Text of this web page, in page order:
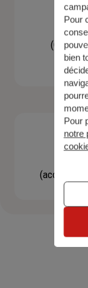
(Obtenir
(accéder à
Pour
bien
Pour
notre